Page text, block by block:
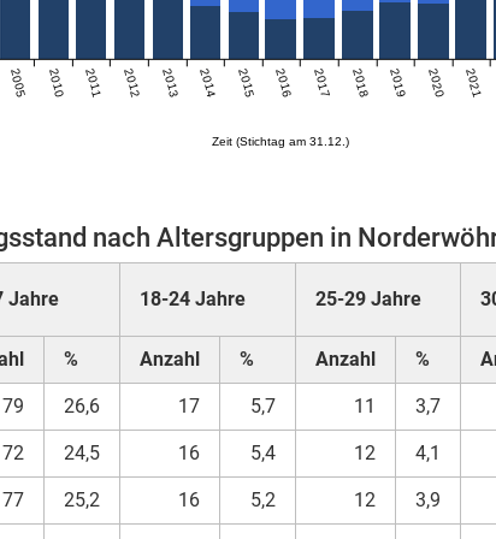
Zeit (Stichtag am 31.12.)
2005 2010 2011 2012 2013 2014 2015 2016 2017 2018 2019 2020 2021
nach Altersgruppen in
Jahre 18-24 Jahre 25-29 Jahre
% Anzahl % Anzahl %
79 26,6 17 5,7 11 3,7
72 24,5 16 5,4 12 4,1
77 25,2 16 5,2 12 3,9